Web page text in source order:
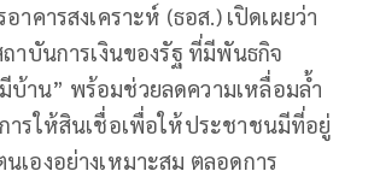
าคารสงเคราะห์ (ธอส.) เปิดเผยว่า
าบันการเงินของรัฐ ที่มีพันธกิจ
บ้าน” พร้อมช่วยลดความเหลื่อมล้ำ
ารให้สินเชื่อเพื่อให้ประชาชนมีที่อยู่
เองอย่างเหมาะสม ตลอดการ